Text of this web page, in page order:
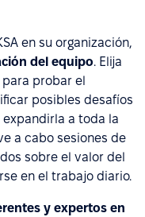
en su organización,
del equipo. Elija
probar el
posibles desafíos
a toda la
a cabo sesiones de
sobre el valor del
en el trabajo diario.
y expertos en